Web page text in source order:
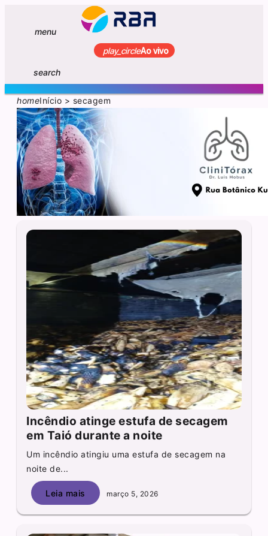
menu
play_circleAo vivo
search
homeInício > secagem
Incêndio atinge estufa de secagem
em Taió durante a noite
Um incêndio atingiu uma estufa de secagem na
noite de...
Leia mais março 5, 2026